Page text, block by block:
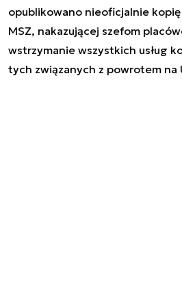
opublikowano nieoficjalnie
MSZ, nakazującej szefom
wstrzymanie wszystkich usług
tych związanych z powrotem na